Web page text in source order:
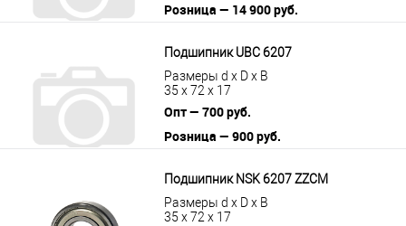
Розница — 14 900 руб.
Подшипник UBC 6207
Размеры d x D x B
35 x 72 x 17
Опт — 700 руб.
Розница — 900 руб.
Подшипник NSK 6207 ZZCM
Размеры d x D x B
35 x 72 x 17